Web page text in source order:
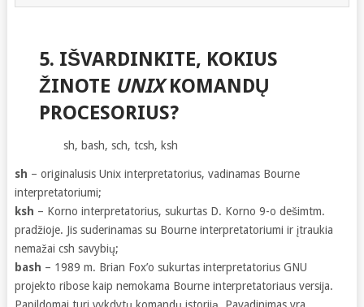
5. IŠVARDINKITE, KOKIUS
ŽINOTE UNIXKOMANDŲ
PROCESORIUS?
sh, bash, sch, tcsh, ksh
sh – originalusis Unix interpretatorius, vadinamas Bourne
interpretatoriumi;
ksh – Korno interpretatorius, sukurtas D. Korno 9-o dešimtm.
pradžioje. Jis suderinamas su Bourne interpretatoriumi ir įtraukia
nemažai csh savybių;
bash – 1989 m. Brian Fox’o sukurtas interpretatorius GNU
projekto ribose kaip nemokama Bourne interpretatoriaus versija.